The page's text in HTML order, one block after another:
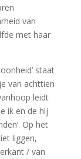
van
met haar
staat
van achttien
leidt
ik en de hij
Op het
liggen,
/ van